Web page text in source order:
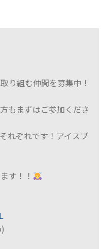
り組む仲間を募集中！
もまずはご参加くださ
れぞれです！アイスブ
す！！